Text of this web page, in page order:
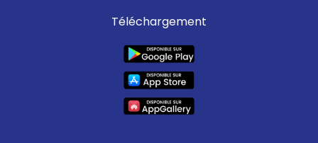
Téléchargement